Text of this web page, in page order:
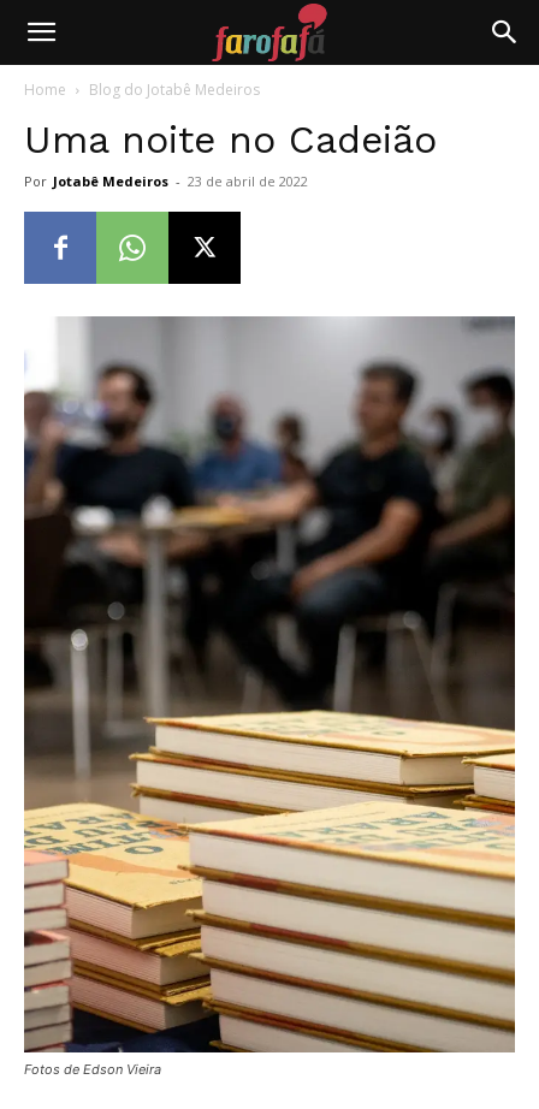
Farofafá
Home Blog do Jotabê Medeiros
Uma noite no Cadeião
Por Jotabê Medeiros - 23 de abril de 2022
Fotos de Edson Vieira